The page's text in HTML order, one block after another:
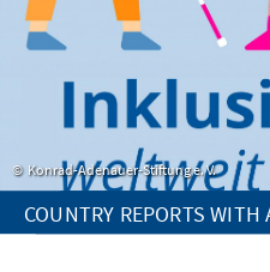
Konrad-Adenauer-Stiftung e. V.
COUNTRY REPORTS WITH